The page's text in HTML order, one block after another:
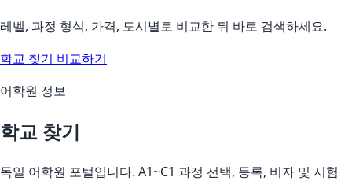
레벨, 과정 형식, 가격, 도시별로 비교한 뒤 바로 검색하세요.
학교 찾기 비교하기
어학원 정보
학교 찾기
독일 어학원 포털입니다. A1~C1 과정 선택, 등록, 비자 및 시험